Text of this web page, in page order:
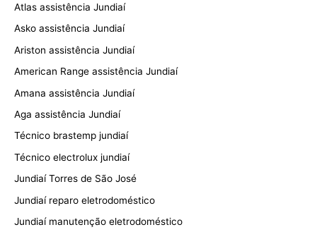
Atlas assistência Jundiaí
Asko assistência Jundiaí
Ariston assistência Jundiaí
American Range assistência Jundiaí
Amana assistência Jundiaí
Aga assistência Jundiaí
Técnico brastemp jundiaí
Técnico electrolux jundiaí
Jundiaí Torres de São José
Jundiaí reparo eletrodoméstico
Jundiaí manutenção eletrodoméstico